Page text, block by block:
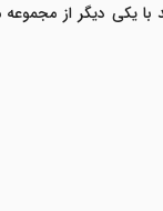
یکی دیگر از مجموعه